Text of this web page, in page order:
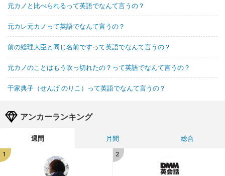
元カノと比べられるって英語でなんて言うの？
元カレ元カノって英語でなんて言うの？
前の総理大臣と同じ名前ですって英語でなんて言うの？
元カノのことはもう吹っ切れたの？って英語でなんて言うの？
千家典子（せんげ のりこ）って英語でなんて言うの？
アンカーランキング
週間 月間
総合
1
2